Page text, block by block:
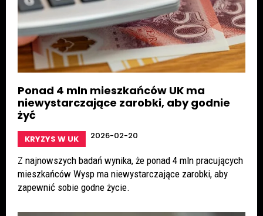
Ponad 4 mln mieszkańców UK ma
niewystarczające zarobki, aby godnie
żyć
KRYZYS W UK 2026-02-20
Z najnowszych badań wynika, że ponad 4 mln pracujących
mieszkańców Wysp ma niewystarczające zarobki, aby
zapewnić sobie godne życie.